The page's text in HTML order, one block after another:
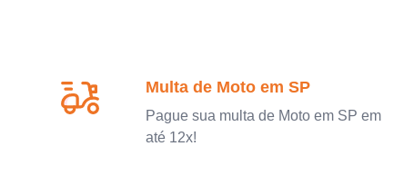
Multa de Moto em SP
Pague sua multa de Moto em SP em
até 12x!